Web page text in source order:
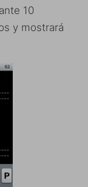
10
y mostrará